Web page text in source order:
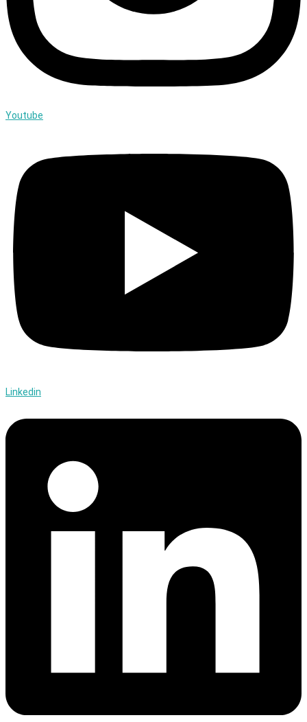
Youtube
Linkedin